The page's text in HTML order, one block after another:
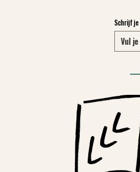
Schrijf je